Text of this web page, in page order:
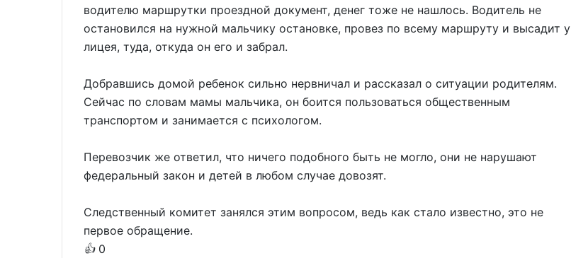
водителю маршрутки проездной документ, денег тоже не нашлось. Водитель не
остановился на нужной мальчику остановке, провез по всему маршруту и высадит у
лицея, туда, откуда он его и забрал.
Добравшись домой ребенок сильно нервничал и рассказал о ситуации родителям.
Сейчас по словам мамы мальчика, он боится пользоваться общественным
транспортом и занимается с психологом.
Перевозчик же ответил, что ничего подобного быть не могло, они не нарушают
федеральный закон и детей в любом случае довозят.
Следственный комитет занялся этим вопросом, ведь как стало известно, это не
первое обращение.
👍 0